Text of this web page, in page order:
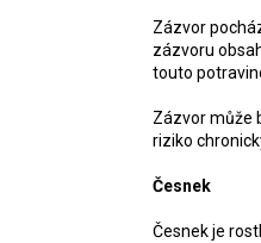
Zázvor
zázvoru
touto
Zázvor může
riziko
Česnek
Česnek je